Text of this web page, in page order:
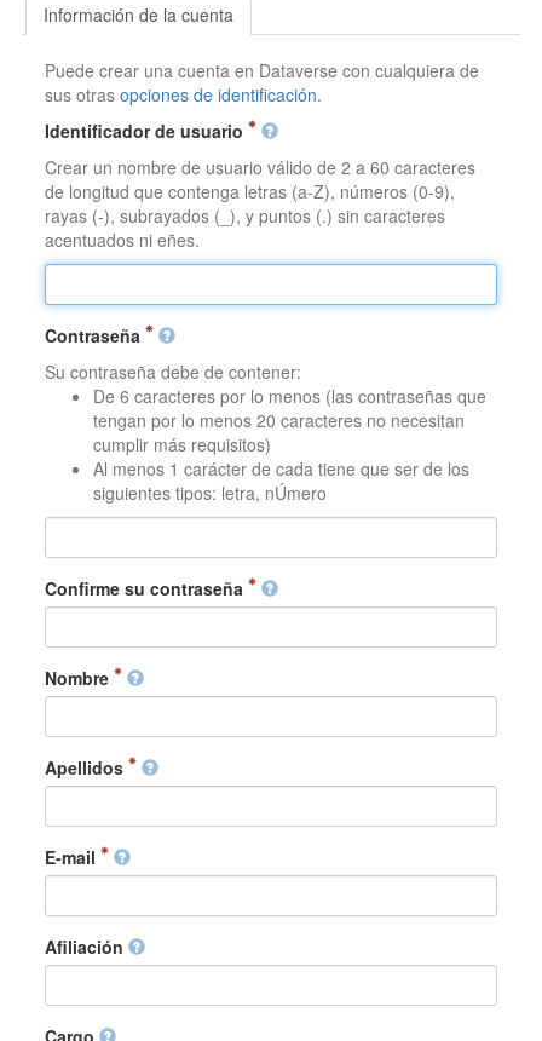
Información de la cuenta
Puede crear una cuenta en Dataverse con cualquiera de
sus otrasopciones de identificación.
Identificador de usuario
Crear un nombre de usuario válido de 2 a 60 caracteres
de longitud que contenga letras (a-Z), números (0-9),
rayas (-), subrayados (_), y puntos (.) sin caracteres
acentuados ni eñes.
Contraseña
Su contraseña debe de contener:
De 6 caracteres por lo menos (las contraseñas que
tengan por lo menos 20 caracteres no necesitan
cumplir más requisitos)
Al menos 1 carácter de cada tiene que ser de los
siguientes tipos: letra, nÚmero
Confirme su contraseña
Nombre
Apellidos
E-mail
Afiliación
Cargo